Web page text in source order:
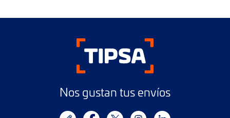
Nos gustan tus envíos